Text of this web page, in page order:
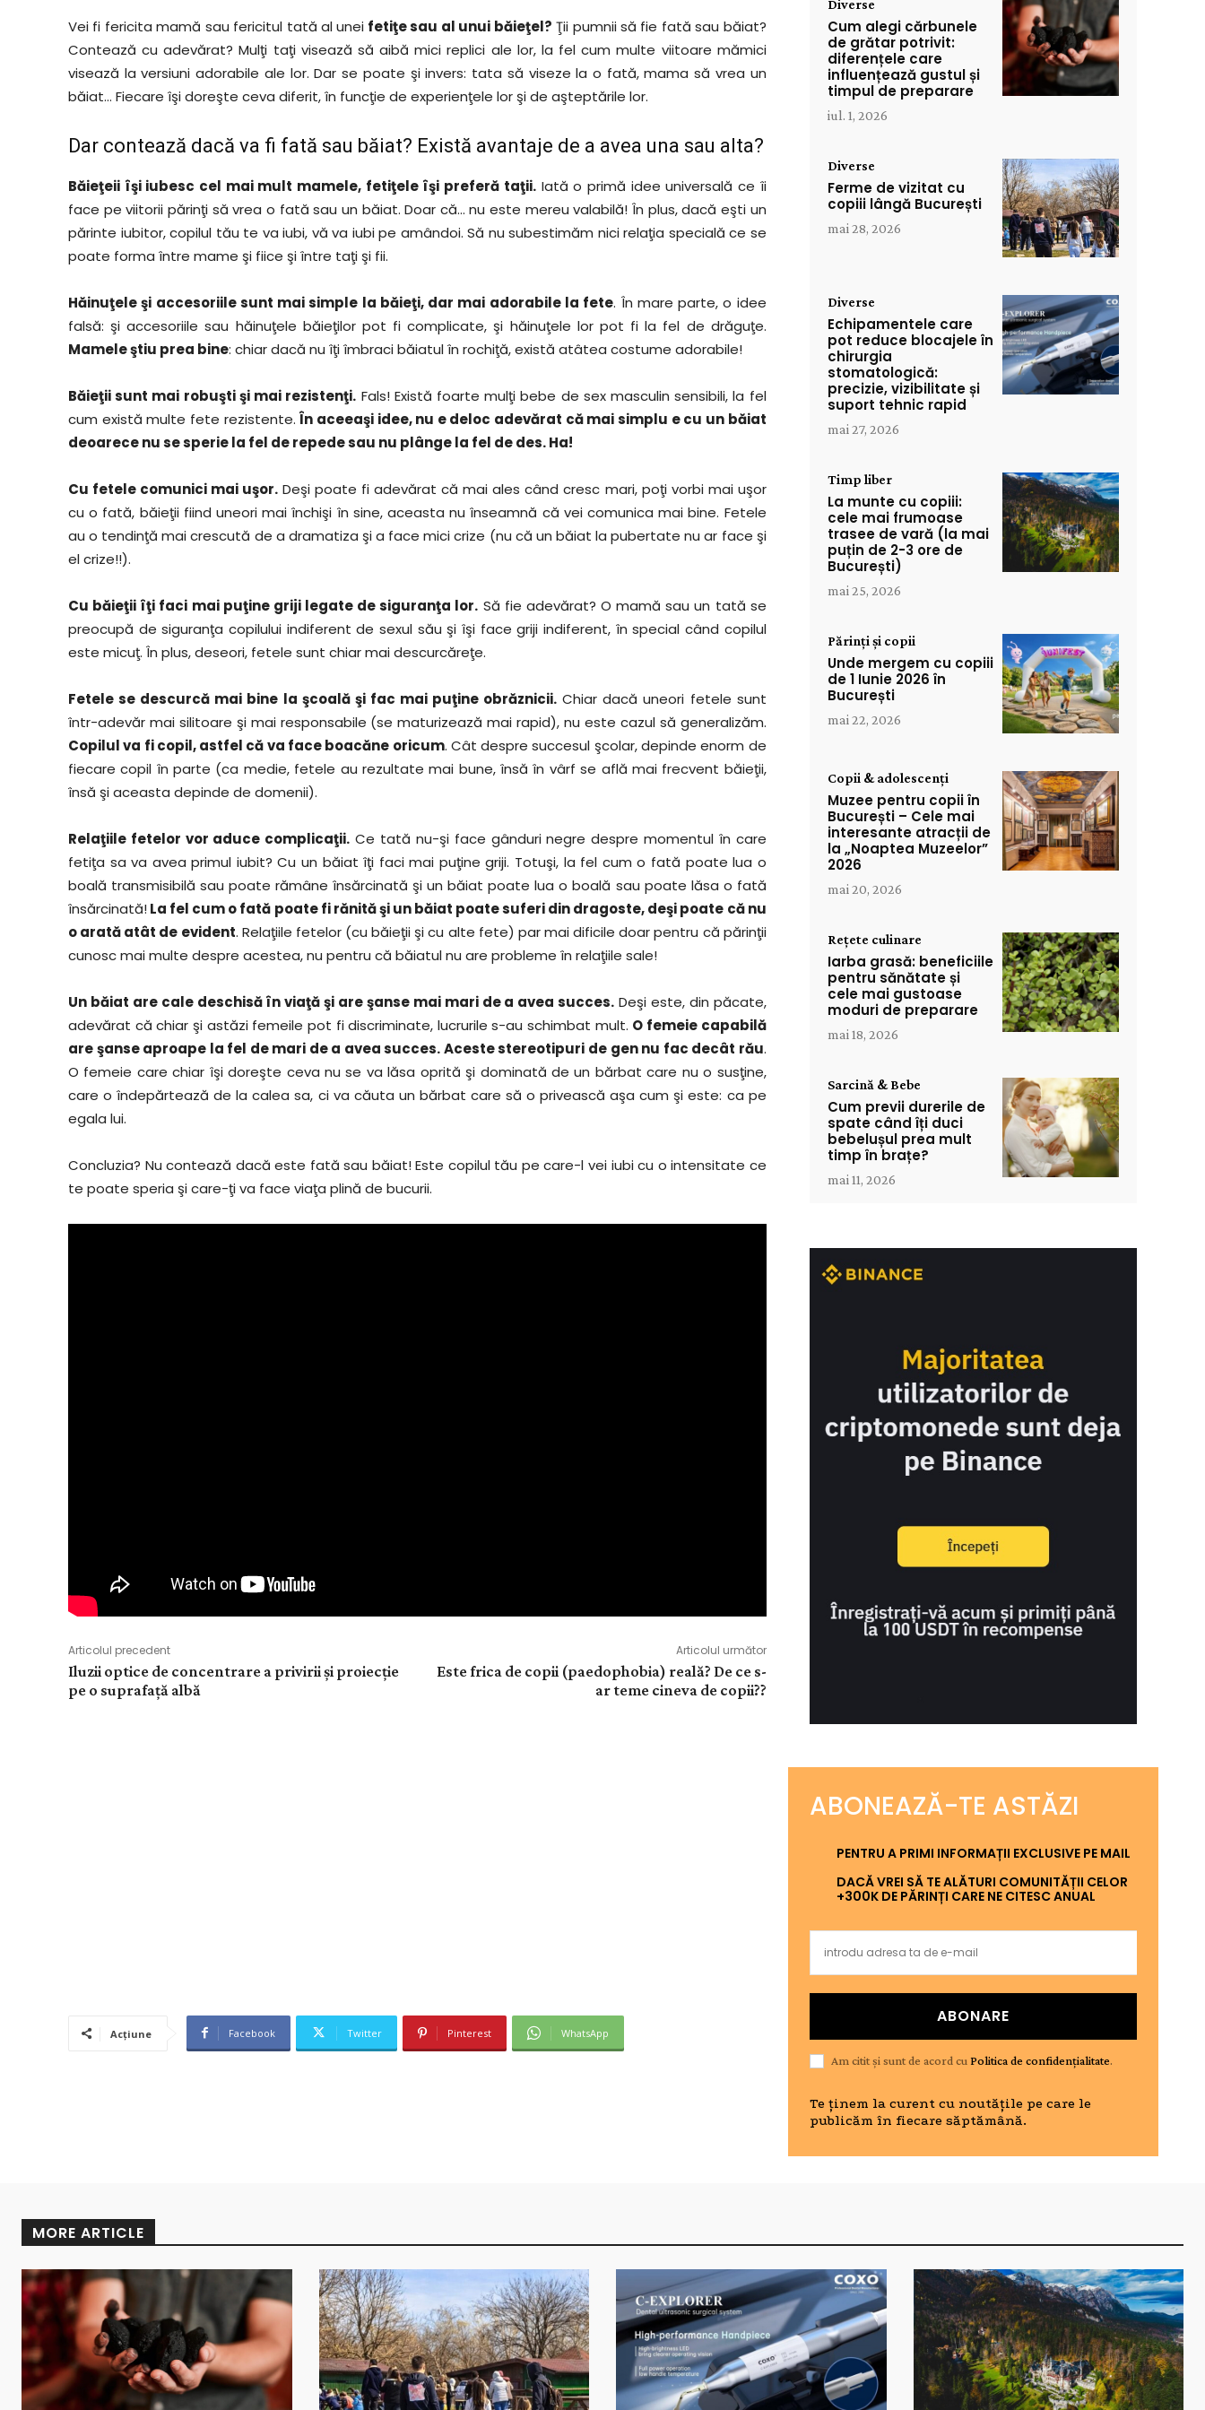
Vei fi fericita mamă sau fericitul tată al unei fetiţe sau al unui băieţel? Ţii pumnii să fie fată sau băiat?
Contează cu adevărat? Mulţi taţi visează să aibă mici replici ale lor, la fel cum multe viitoare mămici
visează la versiuni adorabile ale lor. Dar se poate şi invers: tata să viseze la o fată, mama să vrea un
băiat… Fiecare îşi doreşte ceva diferit, în funcţie de experienţele lor şi de aşteptările lor.
Dar contează dacă va fi fată sau băiat? Există avantaje de a avea una sau alta?
Băieţeii îşi iubesc cel mai mult mamele, fetiţele îşi preferă taţii.Iată o primă idee universală ce îi
face pe viitorii părinţi să vrea o fată sau un băiat. Doar că… nu este mereu valabilă! În plus, dacă eşti un
părinte iubitor, copilul tău te va iubi, vă va iubi pe amândoi. Să nu subestimăm nici relaţia specială ce se
poate forma între mame şi fiice şi între taţi şi fii.
Hăinuţele şi accesoriile sunt mai simple la băieţi, dar mai adorabile la fete. În mare parte, o idee
falsă: şi accesoriile sau hăinuţele băieţilor pot fi complicate, şi hăinuţele lor pot fi la fel de drăguţe.
Mamele ştiu prea bine: chiar dacă nu îţi îmbraci băiatul în rochiţă, există atâtea costume adorabile!
Băieţii sunt mai robuşti şi mai rezistenţi. Fals! Există foarte mulţi bebe de sex masculin sensibili, la fel
cum există multe fete rezistente.În aceeaşi idee, nu e deloc adevărat că mai simplu e cu un băiat
deoarece nu se sperie la fel de repede sau nu plânge la fel de des. Ha!
Cu fetele comunici mai uşor. Deşi poate fi adevărat că mai ales când cresc mari, poţi vorbi mai uşor
cu o fată, băieţii fiind uneori mai închişi în sine, aceasta nu înseamnă că vei comunica mai bine. Fetele
au o tendinţă mai crescută de a dramatiza şi a face mici crize (nu că un băiat la pubertate nu ar face şi
el crize!!).
Cu băieţii îţi faci mai puţine griji legate de siguranţa lor. Să fie adevărat? O mamă sau un tată se
preocupă de siguranţa copilului indiferent de sexul său şi îşi face griji indiferent, în special când copilul
este micuţ. În plus, deseori, fetele sunt chiar mai descurcăreţe.
Fetele se descurcă mai bine la şcoală şi fac mai puţine obrăznicii. Chiar dacă uneori fetele sunt
într-adevăr mai silitoare şi mai responsabile (se maturizează mai rapid), nu este cazul să generalizăm.
Copilul va fi copil, astfel că va face boacăne oricum. Cât despre succesul şcolar, depinde enorm de
fiecare copil în parte (ca medie, fetele au rezultate mai bune, însă în vârf se află mai frecvent băieţii,
însă şi aceasta depinde de domenii).
Relaţiile fetelor vor aduce complicaţii. Ce tată nu-şi face gânduri negre despre momentul în care
fetiţa sa va avea primul iubit? Cu un băiat îţi faci mai puţine griji. Totuşi, la fel cum o fată poate lua o
boală transmisibilă sau poate rămâne însărcinată şi un băiat poate lua o boală sau poate lăsa o fată
însărcinată!La fel cum o fată poate fi rănită şi un băiat poate suferi din dragoste, deşi poate că nu
o arată atât de evident. Relaţiile fetelor (cu băieţii şi cu alte fete) par mai dificile doar pentru că părinţii
cunosc mai multe despre acestea, nu pentru că băiatul nu are probleme în relaţiile sale!
Un băiat are cale deschisă în viaţă şi are şanse mai mari de a avea succes. Deşi este, din păcate,
adevărat că chiar şi astăzi femeile pot fi discriminate, lucrurile s-au schimbat mult. O femeie capabilă
are şanse aproape la fel de mari de a avea succes. Aceste stereotipuri de gen nu fac decât rău.
O femeie care chiar îşi doreşte ceva nu se va lăsa oprită şi dominată de un bărbat care nu o susţine,
care o îndepărtează de la calea sa, ci va căuta un bărbat care să o privească aşa cum şi este: ca pe
egala lui.
Concluzia? Nu contează dacă este fată sau băiat! Este copilul tău pe care-l vei iubi cu o intensitate ce
te poate speria şi care-ţi va face viaţa plină de bucurii.
Articolul precedent
Iluzii optice de concentrare a privirii și proiecție
pe o suprafață albă
Articolul următor
Este frica de copii (paedophobia) reală? De ce s-
ar teme cineva de copii??
Acțiune Facebook Twitter Pinterest WhatsApp
Diverse
Cum alegi cărbunele
de grătar potrivit:
diferențele care
influențează gustul și
timpul de preparare
iul. 1, 2026
Diverse
Ferme de vizitat cu
copiii lângă București
mai 28, 2026
Diverse
Echipamentele care
pot reduce blocajele în
chirurgia
stomatologică:
precizie, vizibilitate și
suport tehnic rapid
mai 27, 2026
Timp liber
La munte cu copiii:
cele mai frumoase
trasee de vară (la mai
puțin de 2-3 ore de
București)
mai 25, 2026
Părinți și copii
Unde mergem cu copiii
de 1 Iunie 2026 în
București
mai 22, 2026
Copii & adolescenți
Muzee pentru copii în
București – Cele mai
interesante atracții de
la „Noaptea Muzeelor”
2026
mai 20, 2026
Rețete culinare
Iarba grasă: beneficiile
pentru sănătate și
cele mai gustoase
moduri de preparare
mai 18, 2026
Sarcină & Bebe
Cum previi durerile de
spate când îți duci
bebelușul prea mult
timp în brațe?
mai 11, 2026
ABONEAZĂ-TE ASTĂZI
PENTRU A PRIMI INFORMAȚII EXCLUSIVE PE MAIL
DACĂ VREI SĂ TE ALĂTURI COMUNITĂȚII CELOR
+300K DE PĂRINȚI CARE NE CITESC ANUAL
ABONARE
Am citit și sunt de acord cuPolitica de confidențialitate.
Te ținem la curent cu noutățile pe care le
publicăm în fiecare săptămână.
MORE ARTICLE